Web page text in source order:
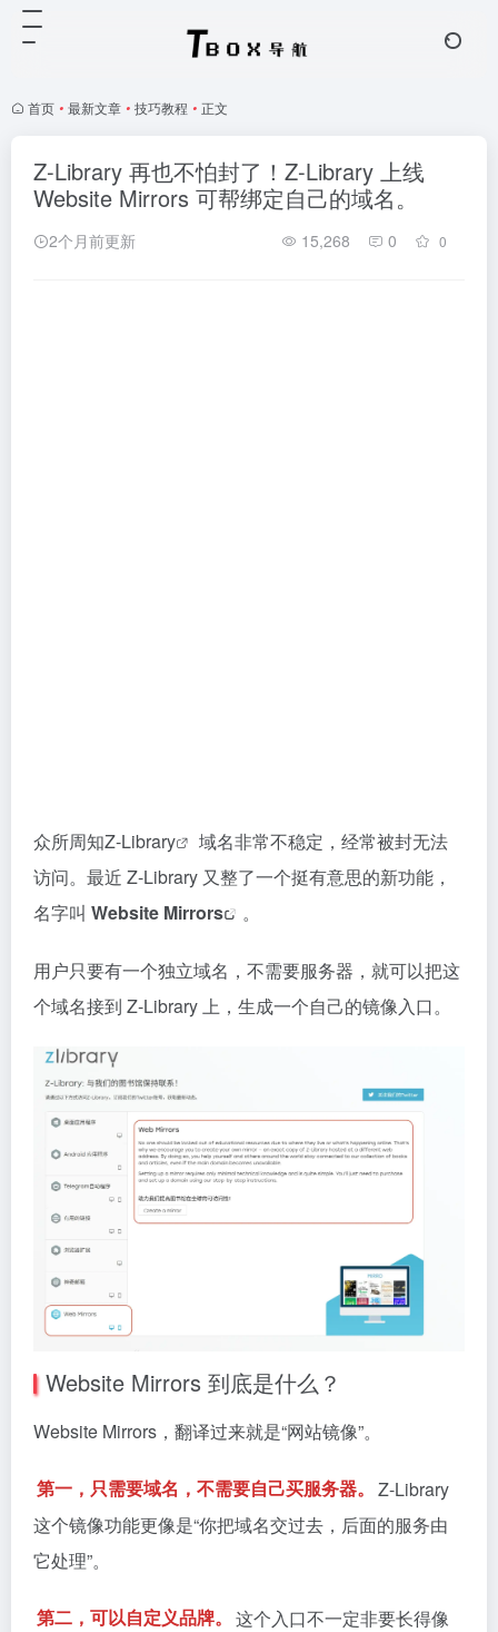
首页 • 最新文章 • 技巧教程 • 正文
Z-Library 再也不怕封了！Z-Library 上线
Website Mirrors 可帮绑定自己的域名。
2个月前更新 15,268 0 0
众所周知Z-Library
域名非常不稳定，经常被封无法
访问。最近 Z-Library 又整了一个挺有意思的新功能，
名字叫 Website Mirrors 。
用户只要有一个独立域名，不需要服务器，就可以把这
个域名接到 Z-Library 上，生成一个自己的镜像入口。
Website Mirrors 到底是什么？
Website Mirrors，翻译过来就是“网站镜像”。
第一，只需要域名，不需要自己买服务器。 Z-Library
这个镜像功能更像是“你把域名交过去，后面的服务由
它处理”。
第二，可以自定义品牌。 这个入口不一定非要长得像